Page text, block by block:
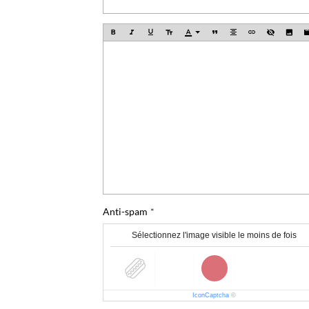
Anti-spam
Sélectionnez l'image visible le moins de fois
IconCaptcha ©